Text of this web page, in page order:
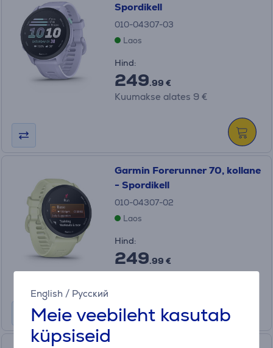
English / Русский
Meie veebileht kasutab
küpsiseid
Spordikell
010-04307-03
Laos
Hind:
249.99 €
Kuumakse alates 9 €
Garmin Forerunner 70, kollane
- Spordikell
010-04307-02
Laos
Hind:
249.99 €
Kuumakse alates 9 €